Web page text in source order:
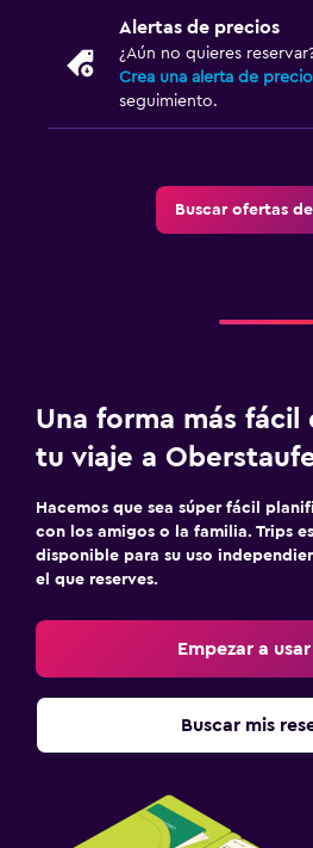
Alertas de precios
¿Aún no quieres
Crea una alerta de
seguimiento.
Buscar ofertas
Una forma más
tu viaje a
Hacemos que sea súper fácil
con los amigos o la familia. Trips
disponible para su uso
el que reserves.
Empezar a
Buscar mis